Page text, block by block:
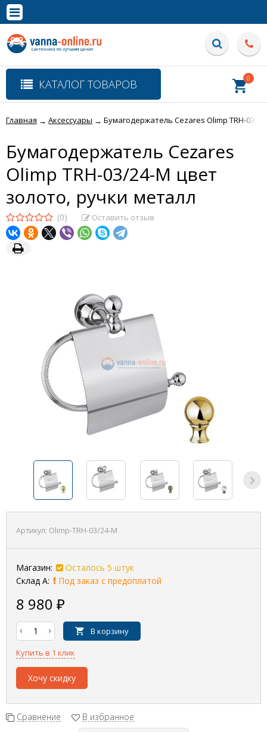
Полная версия сайта
КАТАЛОГ ТОВАРОВ 0
Главная → Аксессуары → Бумагодержатель Cezares Olimp TRH-03/
Бумагодержатель Cezares
Olimp TRH-03/24-M цвет
золото, ручки металл
(0) Оставить отзыв
Артикул: Olimp-TRH-03/24-M
Магазин:
Осталось 5 штук
Склад А:
Под заказ с предоплатой
8 980 ₽
В корзину
Купить в 1 клик
Хочу скидку
Сравнение В избранное